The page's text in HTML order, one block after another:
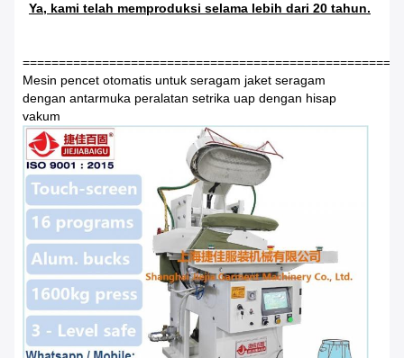
Ya, kami telah memproduksi selama lebih dari 20 tahun.
Mesin pencet otomatis untuk seragam jaket seragam
dengan antarmuka peralatan setrika uap dengan hisap
vakum